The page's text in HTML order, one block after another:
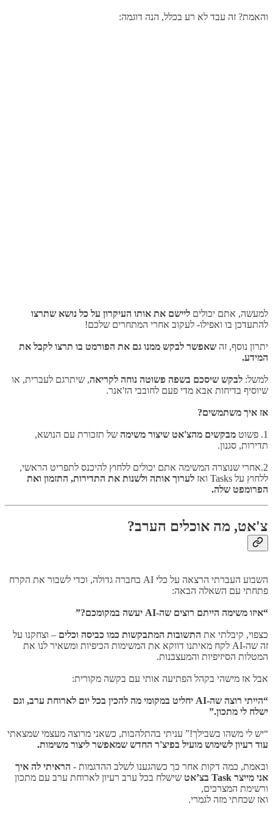
והאמת? זה עבד לא רע בכלל, הנה דוגמה:
למעשה, אתם יכולים ליישם את אותו העיקרון על כל נושא שתרצו
להתעדכן בו ואפילו- לעקוב אחרי המתחרים שלכם!
יתרון נוסף, זה שאפשר לבקש ממנו גם את הפורמט בו תרצו לקבל את
המידע.
למשל: לבקש שיסכם בשפה פשוטה נוחה לקריאה, שיתרגם לעברית, או
שיוסיף בדיחות אבא מדי פעם לחובבי הז'אנר.
אז איך משתמשים?
1. פשוט מבקשים מהצ'אט שיצור משימה של תזכורת עם הנושא,
תדירות, סגנון.
2.אחרי שנוצרה המשימה אתם יכולים ללחוץ להיכנס לתפריט הראשי,
ללחוץ על Tasks ואז
לערוך אותה ולשנות את התדירות, התזמון ואת
הפרומפט שלה.
צ'אט, מה אוכלים הערב?
השבוע העברתי הרצאה על כלי AI בחברה גדולה, וכדי לשבור את הקרח
פתחתי עם השאלה הבאה:
“איזו משימה הייתם רוצים שה-AI יעשה במקומכם?”
כצפוי, קיבלתי את התשובות המתבקשות כמו כביסה וכלים – וצחקנו על
זה שה-AI לקח מאיתנו דווקא את המשימות הכיפיות ומשאיר לנו את
המטלות הסיזיפיות והמעצבנות.
אבל אז מישהי בקהל הפתיעה אותי עם בקשה מקורית:
“הייתי רוצה שה-AI יחליט במקומי מה להכין בכל יום לארוחת ערב, וגם
ישלח לי מתכון.”
“יש לי משהו בשבילך!” עניתי בהתלהבות, כשאני מרוצה מעצמי שמצאתי
עוד רעיון לשימוש מועיל בפיצ'ר החדש שמאפשר ליצור משימות.
ובאמת, כמה דקות אחר כך כשהגענו לשלב ההדגמות - הראיתי לה איך
אני מייצר Task בצ’אט
שישלח בכל ערב רעיון לארוחת ערב עם מתכון
ורשימת המצרכים,
ואז שכחתי מזה לגמרי.